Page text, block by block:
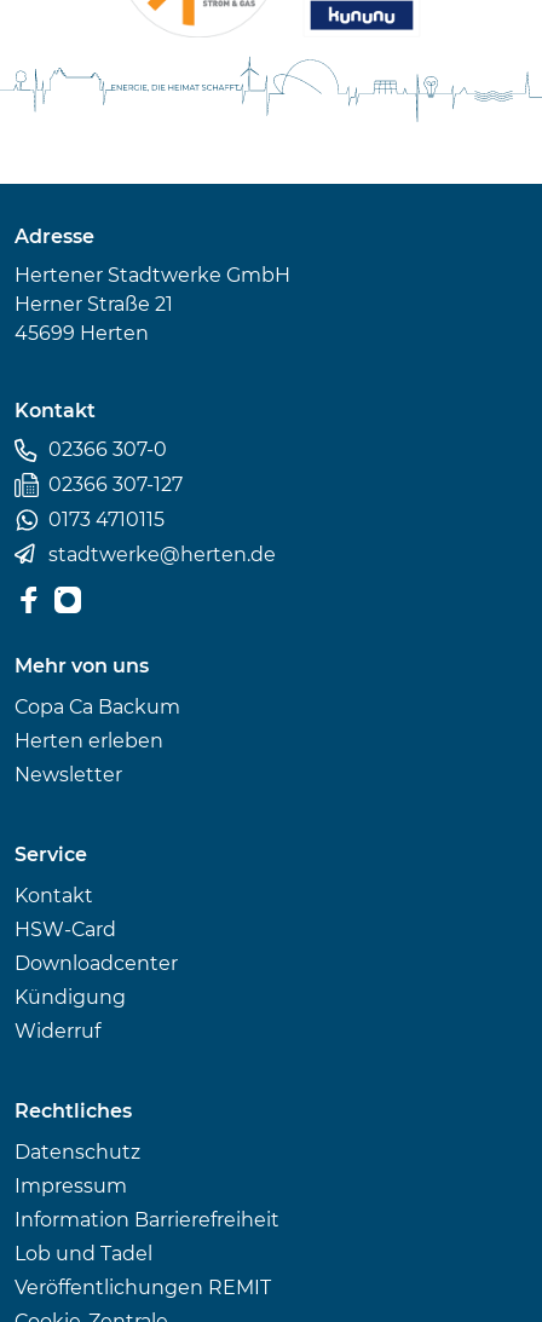
Adresse
Hertener Stadtwerke GmbH
Herner Straße 21
45699 Herten
Kontakt
02366 307-0
02366 307-127
0173 4710115
stadtwerke@herten.de
Mehr von uns
Copa Ca Backum
Herten erleben
Newsletter
Service
Kontakt
HSW-Card
Downloadcenter
Kündigung
Widerruf
Rechtliches
Datenschutz
Impressum
Information Barrierefreiheit
Lob und Tadel
Veröffentlichungen REMIT